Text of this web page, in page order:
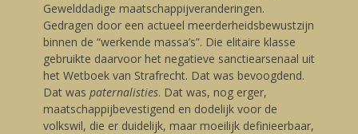
Gewelddadige maatschappijveranderingen.
Gedragen door een actueel meerderheidsbewustzijn
binnen de “werkende massa’s”. Die elitaire klasse
gebruikte daarvoor het negatieve sanctiearsenaal uit
het Wetboek van Strafrecht. Dat was bevoogdend.
Dat was paternalisties. Dat was, nog erger,
maatschappijbevestigend en dodelijk voor de
volkswil, die er duidelijk, maar moeilijk definieerbaar,